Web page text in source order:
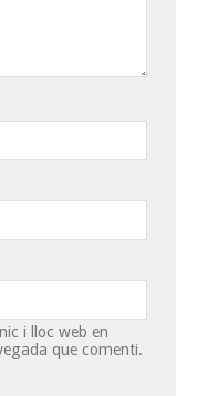
i lloc web en
que comenti.